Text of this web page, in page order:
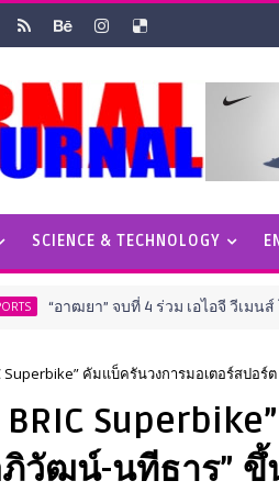
SCIENCE & TECHNOLOGY
จบที่ 4 ร่วม เอไอจี วีเมนส์ โอเพ่น “คุวา
Superbike” คัมแบ็ครันวงการมอเตอร์สปอ
BRIC
ภิวัฒน์-นทีธาร”